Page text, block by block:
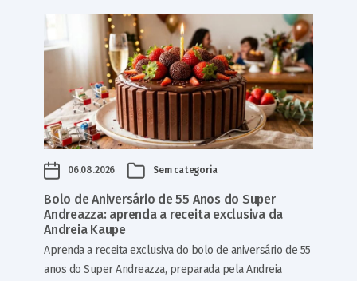
06.08.2026 Sem categoria
Bolo de Aniversário de 55 Anos do Super
Andreazza: aprenda a receita exclusiva da
Andreia Kaupe
Aprenda a receita exclusiva do bolo de aniversário de 55
anos do Super Andreazza, preparada pela Andreia